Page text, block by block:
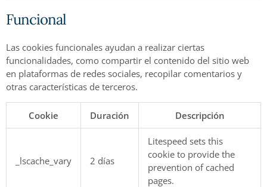
Funcional
Las cookies funcionales ayudan a realizar ciertas
funcionalidades, como compartir el contenido del sitio web
en plataformas de redes sociales, recopilar comentarios y
otras características de terceros.
Cookie Duración Descripción
_lscache_vary 2 días
Litespeed sets this
cookie to provide the
prevention of cached
pages.